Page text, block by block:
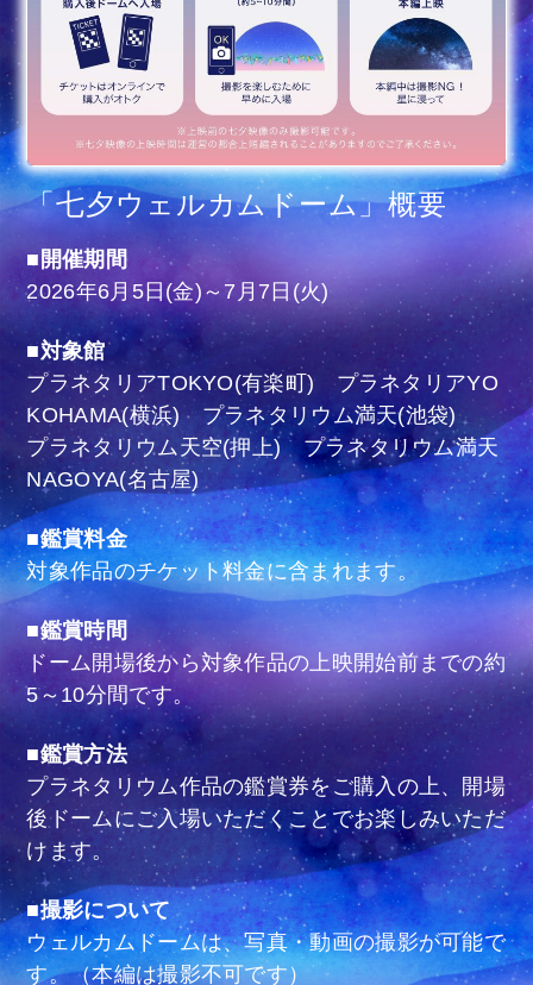
「七夕ウェルカムドーム」概要
■開催期間
2026年6月5日(金)～7月7日(火)
■対象館
プラネタリアTOKYO(有楽町) プラネタリアYO
KOHAMA(横浜) プラネタリウム満天(池袋)
プラネタリウム天空(押上) プラネタリウム満天
NAGOYA(名古屋)
■鑑賞料金
対象作品のチケット料金に含まれます。
■鑑賞時間
ドーム開場後から対象作品の上映開始前までの約
5～10分間です。
■鑑賞方法
プラネタリウム作品の鑑賞券をご購入の上、開場
後ドームにご入場いただくことでお楽しみいただ
けます。
■撮影について
ウェルカムドームは、写真・動画の撮影が可能で
す。（本編は撮影不可です）